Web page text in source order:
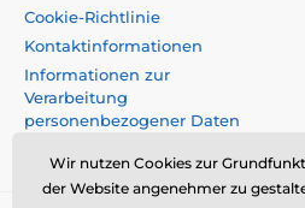
Cookie-Richtlinie
Kontaktinformationen
Informationen zur
Verarbeitung
personenbezogener Daten
Wir nutzen Cookies zur
der Website angenehmer zu